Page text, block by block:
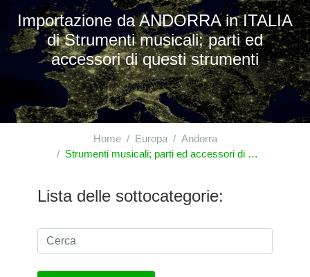
Importazione da ANDORRA in ITALIA
di Strumenti musicali; parti ed
accessori di questi strumenti
Home Europa
Andorra
Strumenti musicali; parti ed accessori di questi strumenti
Lista delle sottocategorie: